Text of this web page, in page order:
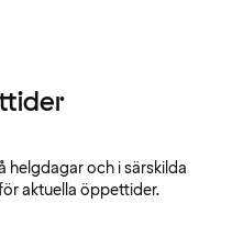
helgdagar och i särskilda
aktuella öppettider.